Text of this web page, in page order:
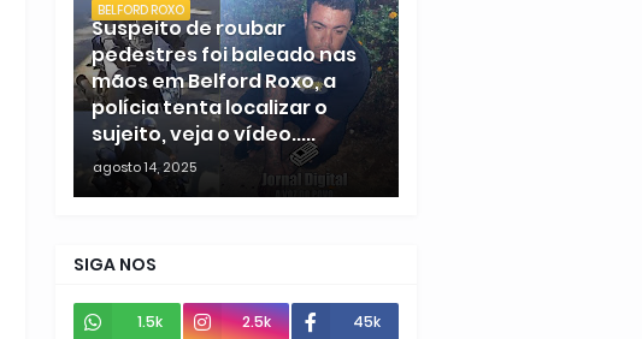
BELFORD ROXO
Suspeito de roubar
pedestres foi baleado nas
mãos em Belford Roxo, a
polícia tenta localizar o
sujeito, veja o vídeo.....
agosto 14, 2025
SIGA NOS
1.5k 2.5k 45k